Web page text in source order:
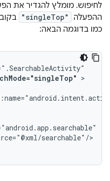
לחיפוש. מומלץ להגדיר את
ההפעלה
"singleTop"
כמו בדוגמה הבאה: